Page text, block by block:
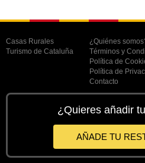
Casas Rurales
Turismo de Cataluña
¿Quiénes
Términos y
Política de
Política de
Contacto
¿Quieres añadir
AÑADE TU